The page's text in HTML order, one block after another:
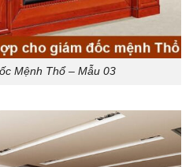
Mệnh Thổ – Mẫu 03